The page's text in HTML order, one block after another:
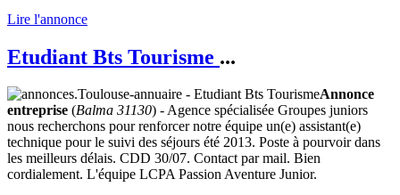
Lire l'annonce
Etudiant Bts Tourisme ...
Annonce
entreprise (Balma 31130) - Agence spécialisée Groupes juniors
nous recherchons pour renforcer notre équipe un(e) assistant(e)
technique pour le suivi des séjours été 2013. Poste à pourvoir dans
les meilleurs délais. CDD 30/07. Contact par mail. Bien
cordialement. L'équipe LCPA Passion Aventure Junior.